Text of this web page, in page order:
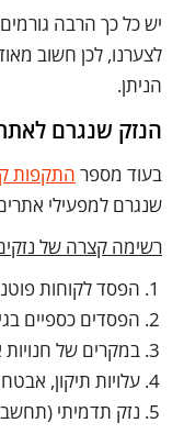
יש כל כך הרבה
לצערנו, לכן חשוב
הניתן.
הנזק שנגרם לאתר
בעוד מספר התקפות
שנגרם למפעילי
רשימה קצרה של
הפסד לקוחות
הפסדים כספיים
במקרים של חנויות
עלויות תיקון,
נזק תדמיתי